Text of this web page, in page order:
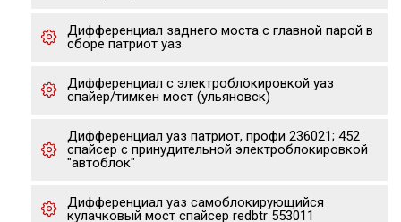
Дифференциал заднего моста с главной парой в
сборе патриот уаз
Дифференциал с электроблокировкой уаз
спайер/тимкен мост (ульяновск)
Дифференциал уаз патриот, профи 236021; 452
спайсер с принудительной электроблокировкой
"автоблок"
Дифференциал уаз самоблокирующийся
кулачковый мост спайсер redbtr 553011